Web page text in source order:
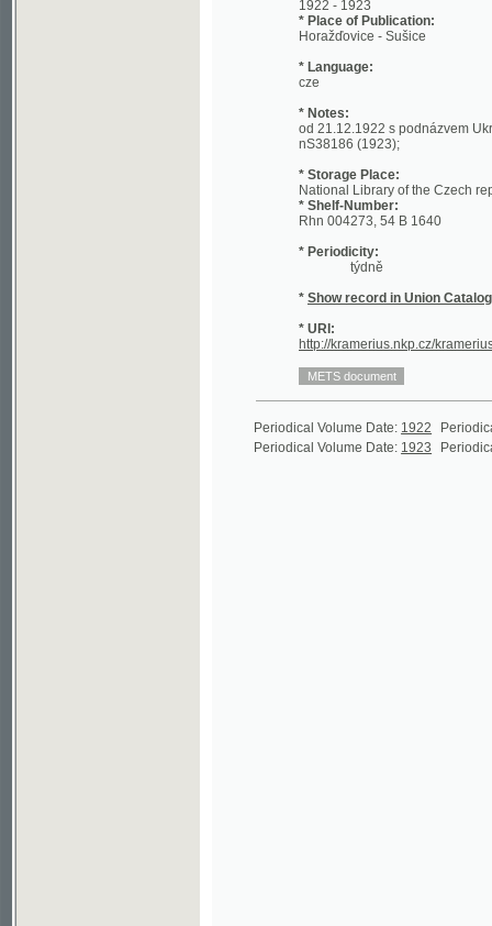
* Language:
od 21.12.1922 s podnázvem
nS38186 (1923);
* Storage Place:
National Library of the Czech republic -
* Shelf-Number:
Rhn 004273, 54 B 1640
* Periodicity:
týdně
Show record in Union Catalogue of
* URI:
http://kramerius.nkp.cz/kramerius/
Periodical Volume Date:1922 Periodical